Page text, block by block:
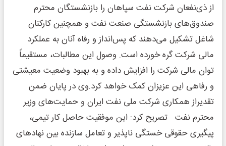
از ذی‌نفعان شرکت نفت سپاهان را بازنشستگان محترم
صندوق‌های بازنشستگی صنعت نفت و همچنین کارکنان
شاغل تشکیل می‌دهند که پس‌انداز و رفاه آنان به عملکرد
مالی شرکت گره خورده است. وصول این مطالبات، مستقیماً
توان مالی شرکت را افزایش داده و به بهبود وضعیت معیشتی
و رفاهی این عزیزان کمک خواهد کرد.وی در پایان ضمن
تقدیراز همکاری شرکت ملی نفت ایران و حمایت‌های وزیر
محترم نفت تصریح کرد: این موفقیت حاصل کار تیمی،
پیگیری حقوقی خستگی ناپذیر و تعامل سازنده بین نهادهای